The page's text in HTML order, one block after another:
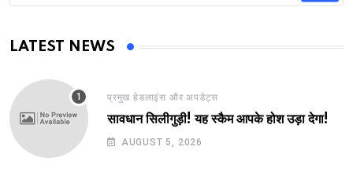
LATEST NEWS
प्रमुख हेडलाइंस और अपडेट्स
सावधान सिलीगुड़ी! यह स्कैम आपके होश उड़ा देगा!
AUGUST 5, 2026